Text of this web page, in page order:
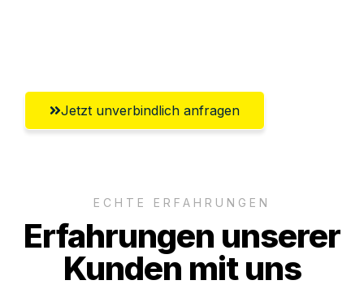
Jetzt unverbindlich anfragen
ECHTE ERFAHRUNGEN
Erfahrungen unserer
Kunden mit uns